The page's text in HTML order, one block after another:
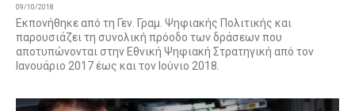
09/10/2018
Εκπονήθηκε από τη Γεν. Γραμ. Ψηφιακής Πολιτικής και
παρουσιάζει τη συνολική πρόοδο των δράσεων που
αποτυπώνονται στην Εθνική Ψηφιακή Στρατηγική από τον
Ιανουάριο 2017 έως και τον Ιούνιο 2018.